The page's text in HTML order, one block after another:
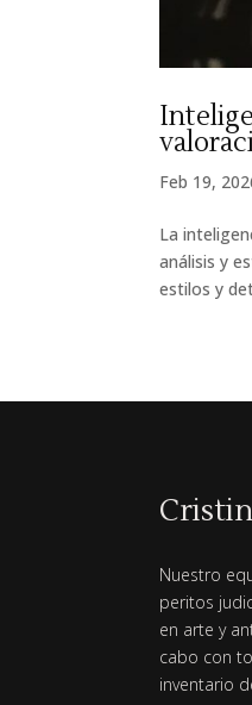
Feb 19,
La
análisis y
estilos y
Nuestro
peritos
en arte y
cabo con
inventario